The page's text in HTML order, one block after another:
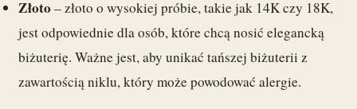
Złoto– złoto o wysokiej próbie, takie jak 14K czy 18K,
jest odpowiednie dla osób, które chcą nosić elegancką
biżuterię. Ważne jest, aby unikać tańszej biżuterii z
zawartością niklu, który może powodować alergie.